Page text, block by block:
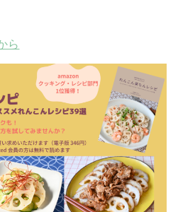
ら